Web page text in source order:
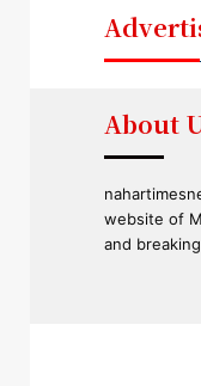
About
website of
and